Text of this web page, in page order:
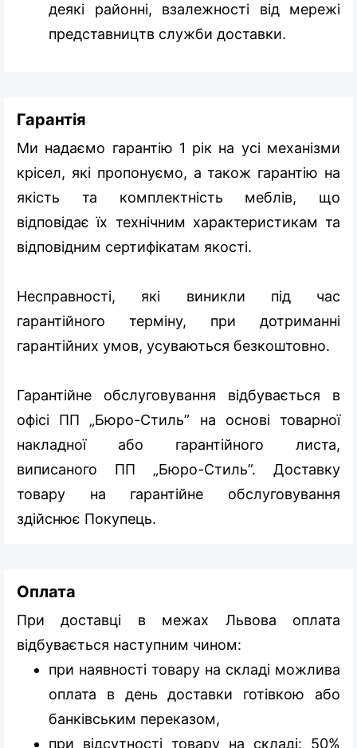
деякі районні, взалежності від мережі
представництв служби доставки.
Гарантія
Ми надаємо гарантію 1 рік на усі механізми
крісел, які пропонуємо, а також гарантію на
якість та комплектність меблів, що
відповідає їх технічним характеристикам та
відповідним сертифікатам якості.
Несправності, які виникли під час
гарантійного терміну, при дотриманні
гарантійних умов, усуваються безкоштовно.
Гарантійне обслуговування відбувається в
офісі ПП „Бюро-Стиль” на основі товарної
накладної або гарантійного листа,
виписаного ПП „Бюро-Стиль”. Доставку
товару на гарантійне обслуговування
здійснює Покупець.
Оплата
При доставці в межах Львова оплата
відбувається наступним чином:
при наявності товару на складі можлива
оплата в день доставки готівкою або
банківським переказом,
при відсутності товару на складі: 50%